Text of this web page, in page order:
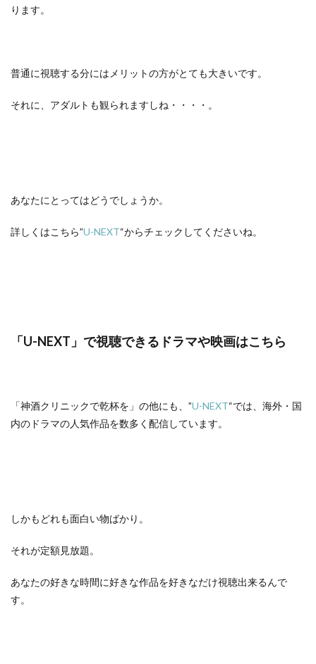
ります。
普通に視聴する分にはメリットの方がとても大きいです。
それに、アダルトも観られますしね・・・・。
あなたにとってはどうでしょうか。
詳しくはこちら”U-NEXT“からチェックしてくださいね。
「U-NEXT」で視聴できるドラマや映画はこちら
「神酒クリニックで乾杯を」の他にも、”U-NEXT“では、海外・国
内のドラマの人気作品を数多く配信しています。
しかもどれも面白い物ばかり。
それが定額見放題。
あなたの好きな時間に好きな作品を好きなだけ視聴出来るんで
す。